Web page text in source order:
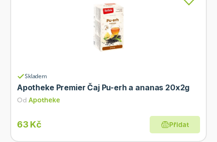
Skladem
Apotheke Premier Čaj Pu-erh a ananas 20x2g
Od Apotheke
63 Kč Přidat